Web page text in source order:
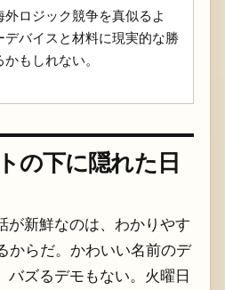
外ロジック競争を真似るよ
デバイスと材料に現実的な勝
もしれない。
の下に隠れた日
が新鮮なのは、わかりやす
からだ。かわいい名前のデ
バズるデモもない。火曜日